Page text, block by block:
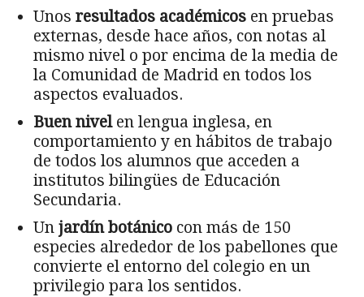
Unos resultados académicos en pruebas
externas, desde hace años, con notas al
mismo nivel o por encima de la media de
la Comunidad de Madrid en todos los
aspectos evaluados.
Buen nivelen lengua inglesa, en
comportamiento y en hábitos de trabajo
de todos los alumnos que acceden a
institutos bilingües de Educación
Secundaria.
Un jardín botánico con más de 150
especies alrededor de los pabellones que
convierte el entorno del colegio en un
privilegio para los sentidos.